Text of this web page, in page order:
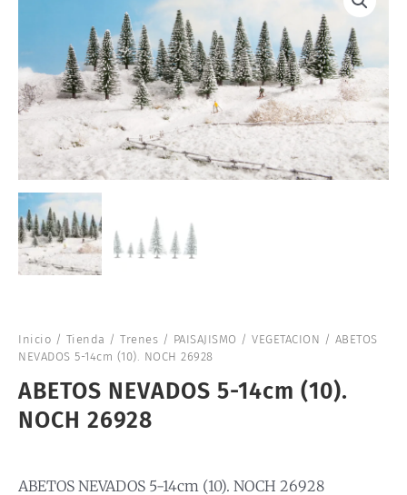
Inicio / Tienda / Trenes / PAISAJISMO / VEGETACION / ABETOS
NEVADOS 5-14cm (10). NOCH 26928
ABETOS NEVADOS 5-14cm (10).
NOCH 26928
ABETOS NEVADOS 5-14cm (10). NOCH 26928